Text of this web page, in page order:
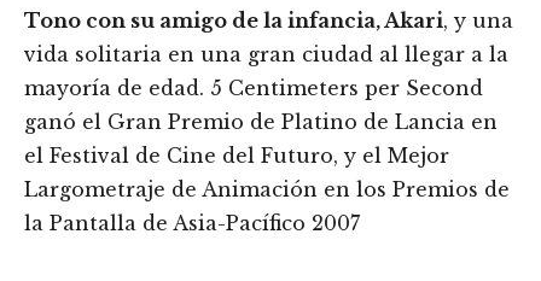
Tono con su amigo de la infancia, Akari, y una
vida solitaria en una gran ciudad al llegar a la
mayoría de edad. 5 Centimeters per Second
ganó el Gran Premio de Platino de Lancia en
el Festival de Cine del Futuro, y el Mejor
Largometraje de Animación en los Premios de
la Pantalla de Asia-Pacífico 2007